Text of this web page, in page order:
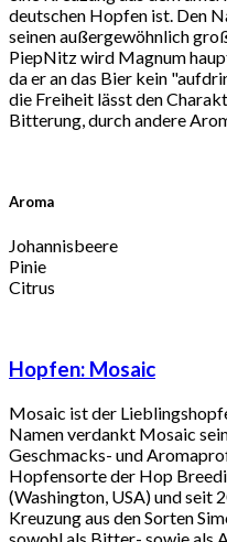
deutschen Hopfen ist. Den
seinen außergewöhnlich
PiepNitz wird Magnum
da er an das Bier kein
die Freiheit lässt den
Bitterung, durch andere
Aroma
Johannisbeere
Pinie
Citrus
Hopfen: Mosaic
Mosaic ist der
Namen verdankt Mosaic
Geschmacks- und
Hopfensorte der Hop
(Washington, USA) und seit
Kreuzung aus den Sorten
sowohl als Bitter- sowie als